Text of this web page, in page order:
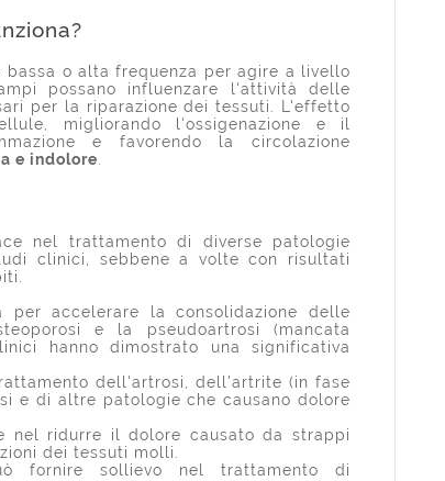
bassa o alta frequenza per agire a livello
possano influenzare l'attività delle
per la riparazione dei tessuti. L'effetto
migliorando l'ossigenazione e il
e favorendo la circolazione
e indolore
nel trattamento di diverse patologie
clinici, sebbene a volte con risultati
per accelerare la consolidazione delle
e la pseudoartrosi (mancata
hanno dimostrato una significativa
dell'artrosi, dell'artrite (in fase
e di altre patologie che causano dolore
nel ridurre il dolore causato da strappi
dei tessuti molli.
fornire sollievo nel trattamento di